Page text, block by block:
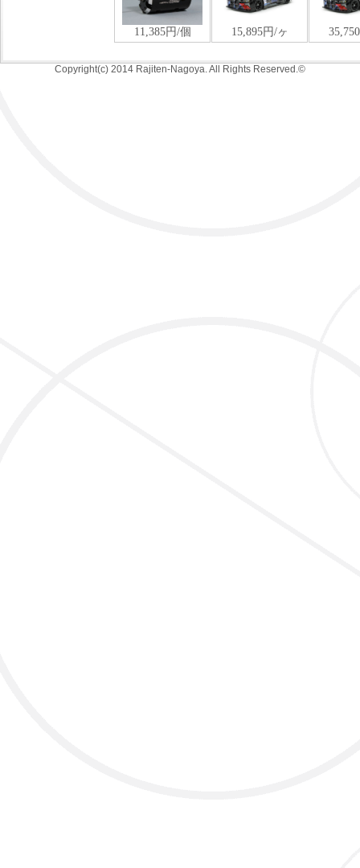
Copyright(c) 2014 Rajiten-Nagoya. All Rights Reserved.©